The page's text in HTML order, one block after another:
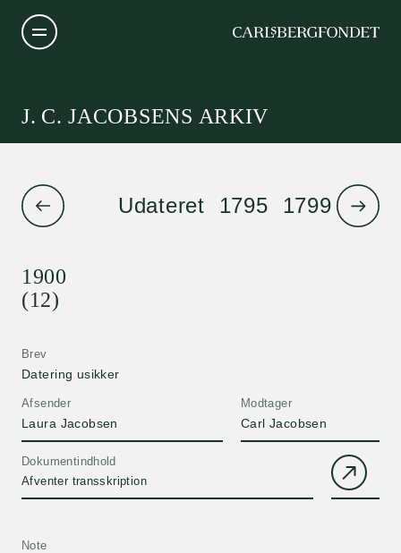
J. C. JACOBSENS ARKIV
Udateret 1795 1799 1801
1900
(12)
Afsender
Laura Jacobsen
Brev
Datering usikker
Modtager
Carl Jacobsen
Dokumentindhold
Afventer transskription
Note